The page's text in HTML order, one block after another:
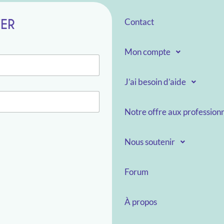
Contact
Mon compte
J’ai besoin d’aide
Notre offre aux
Nous soutenir
Forum
À propos